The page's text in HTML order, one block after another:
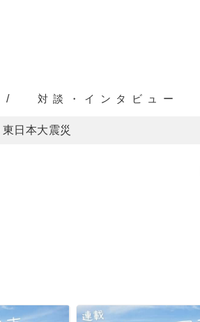
対談・インタビュー
東日本大震災